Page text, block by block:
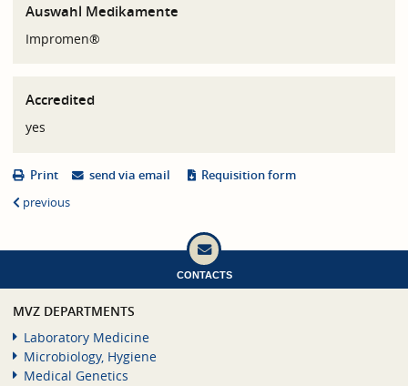
Auswahl Medikamente
Impromen®
Accredited
yes
Print send via email
Requisition form
previous
CONTACTS
MVZ DEPARTMENTS
Laboratory Medicine
Microbiology, Hygiene
Medical Genetics